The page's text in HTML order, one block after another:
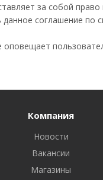
за собой
данное соглашение по
оповещает
Компания
Новости
Вакансии
Магазины